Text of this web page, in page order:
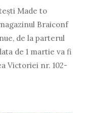
Made to
Braiconf
de la parterul
de 1 martie va fi
Victoriei nr. 102-